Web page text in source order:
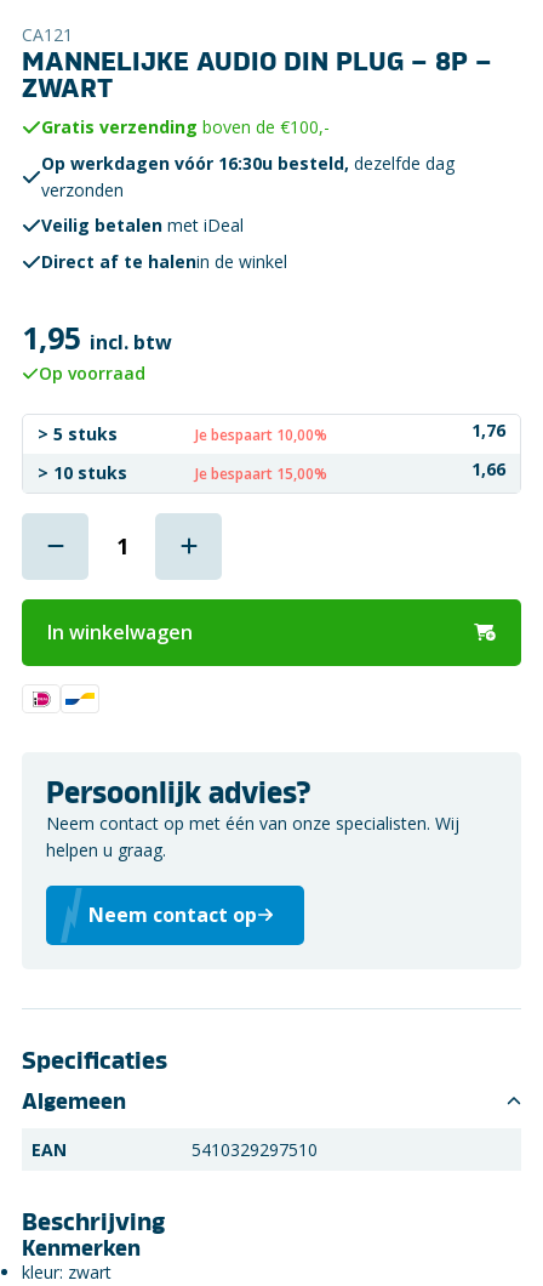
CA121
MANNELIJKE AUDIO DIN PLUG – 8P –
ZWART
Gratis verzending boven de €100,-
Op werkdagen vóór 16:30u besteld, dezelfde dag
verzonden
Veilig betalen met iDeal
Direct af te halenin de winkel
1,95 incl. btw
Op voorraad
> 5 stuks Je bespaart 10,00%
1,76
> 10 stuks
Je bespaart 15,00% 1,66
In winkelwagen
Persoonlijk advies?
Neem contact op met één van onze specialisten. Wij
helpen u graag.
Neem contact op
Specificaties
Algemeen
EAN 5410329297510
Beschrijving
Kenmerken
kleur: zwart